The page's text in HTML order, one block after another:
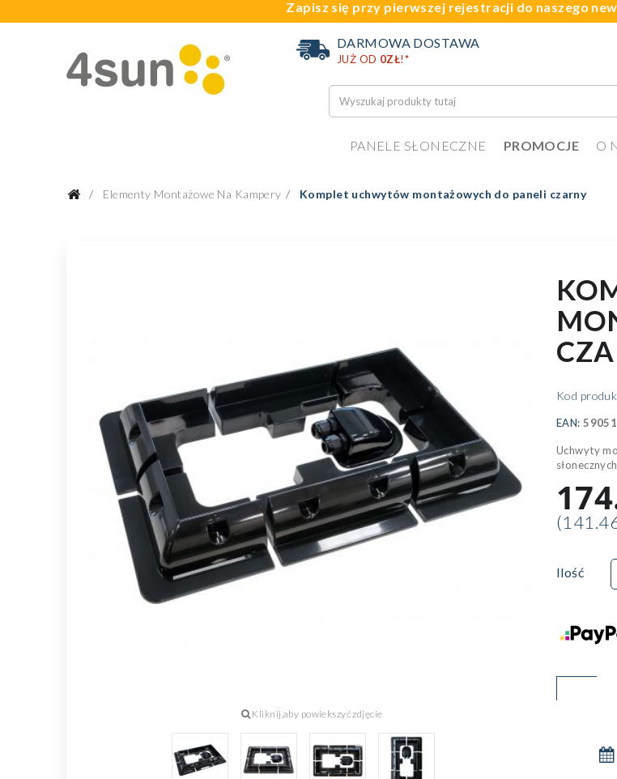
Zapisz się przy pierwszej rejestracji do naszego
DARMOWA DOSTAWA
JUŻ OD 0ZŁ!*
PANELE SŁONECZNE PROMOCJE O
Elementy Montażowe Na Kampery Komplet uchwytów montażowych do paneli czarny
Kod
EAN:
Uchwyty
Ilość